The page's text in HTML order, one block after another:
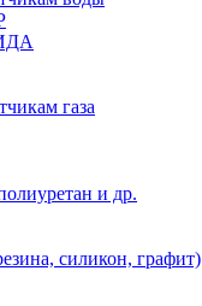
газа
и др.
силикон, графит)